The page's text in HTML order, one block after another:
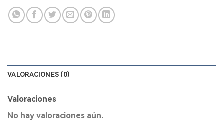
VALORACIONES (0)
Valoraciones
No hay valoraciones aún.